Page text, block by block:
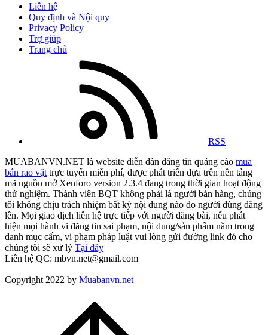
Liên hệ
Quy định và Nội quy
Privacy Policy
Trợ giúp
Trang chủ
RSS
MUABANVN.NET là website diễn đàn đăng tin quảng cáo mua
bán rao vặt trực tuyến miễn phí, được phát triển dựa trên nền tảng
mã nguồn mở Xenforo version 2.3.4 đang trong thời gian hoạt động
thử nghiệm. Thành viên BQT không phải là người bán hàng, chúng
tôi không chịu trách nhiệm bất kỳ nội dung nào do người dùng đăng
lên. Mọi giao dịch liên hệ trực tiếp với người đăng bài, nếu phát
hiện mọi hành vi đăng tin sai phạm, nội dung/sản phẩm nằm trong
danh mục cấm, vi phạm pháp luật vui lòng gửi đường link đó cho
chúng tôi sẽ xử lý Tại đây
Liên hệ QC: mbvn.net@gmail.com
Copyright 2022 by Muabanvn.net